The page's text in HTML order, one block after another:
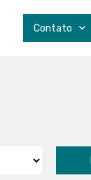
Contato